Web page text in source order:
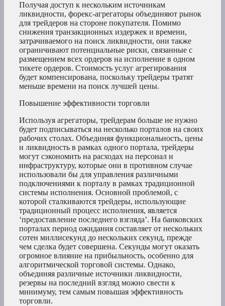
Получая доступ к нескольким источникам
ликвидности, форекс-агрегаторы объединяют рынок
для трейдеров на стороне покупателя. Помимо
снижения транзакционных издержек и времени,
затрачиваемого на поиск ликвидности, они также
ограничивают потенциальные риски, связанные с
размещением всех ордеров на исполнение в одном
тикете ордеров. Стоимость услуг агрегирования
будет компенсирована, поскольку трейдеры тратят
меньше времени на поиск лучшей цены.
Повышение эффективности торговли
Используя агрегаторы, трейдерам больше не нужно
будет подписываться на несколько порталов на своих
рабочих столах. Объединяя функциональность, цены
и ликвидность в рамках одного портала, трейдеры
могут сэкономить на расходах на персонал и
инфраструктуру, которые они в противном случае
использовали бы для управления различными
подключениями к порталу в рамках традиционной
системы исполнения. Основной проблемой, с
которой сталкиваются трейдеры, использующие
традиционный процесс исполнения, является
‘предоставление последнего взгляда’. На банковских
порталах период ожидания составляет от нескольких
сотен миллисекунд до нескольких секунд, прежде
чем сделка будет совершена. Секунды могут оказать
огромное влияние на прибыльность, особенно для
алгоритмической торговой системы. Однако,
объединяя различные источники ликвидности,
резервы на последний взгляд можно свести к
минимуму, тем самым повышая эффективность
торговли.